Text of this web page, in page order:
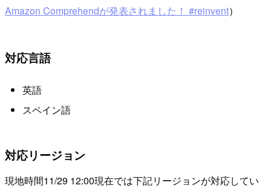
Amazon Comprehendが発表されました！ #reinvent）
対応言語
英語
スペイン語
対応リージョン
現地時間11/29 12:00現在では下記リージョンが対応してい